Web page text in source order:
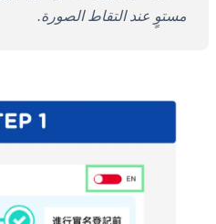
مستوٍ عند التقاط الصورة.